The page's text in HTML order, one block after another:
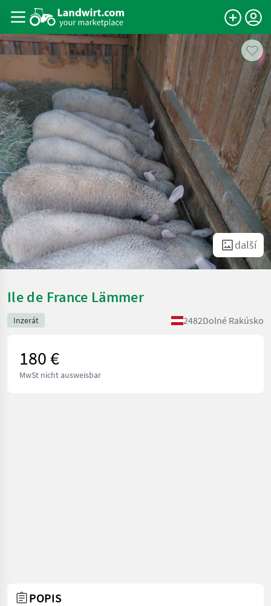
další
Ile de France Lämmer
Inzerát 2482Dolné Rakúsko
180 €
MwSt nicht ausweisbar
POPIS